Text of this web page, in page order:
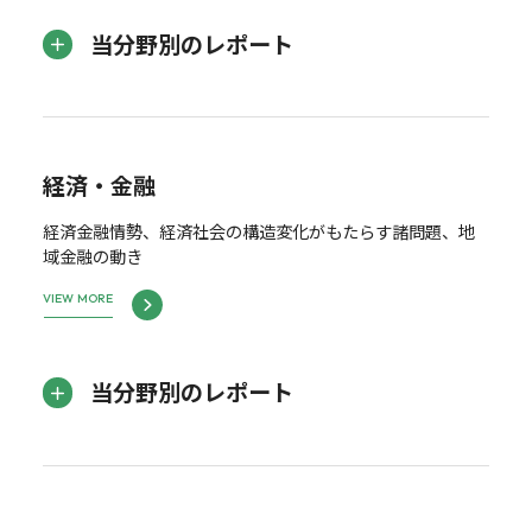
当分野別のレポート
経済・金融
経済金融情勢、経済社会の構造変化がもたらす諸問題、地
域金融の動き
VIEW MORE
当分野別のレポート